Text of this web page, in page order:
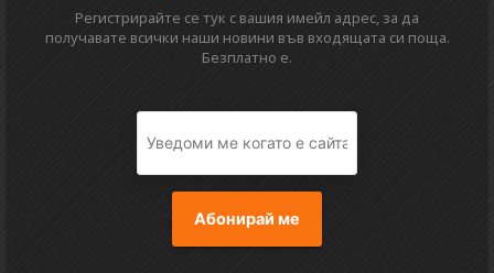
Регистрирайте се тук с вашия имейл адрес, за да
получавате всички наши новини във входящата си поща.
Безплатно е.
Абонирай ме